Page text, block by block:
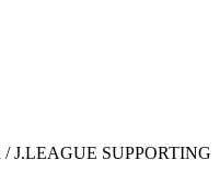
J.LEAGUE SUPPORTING